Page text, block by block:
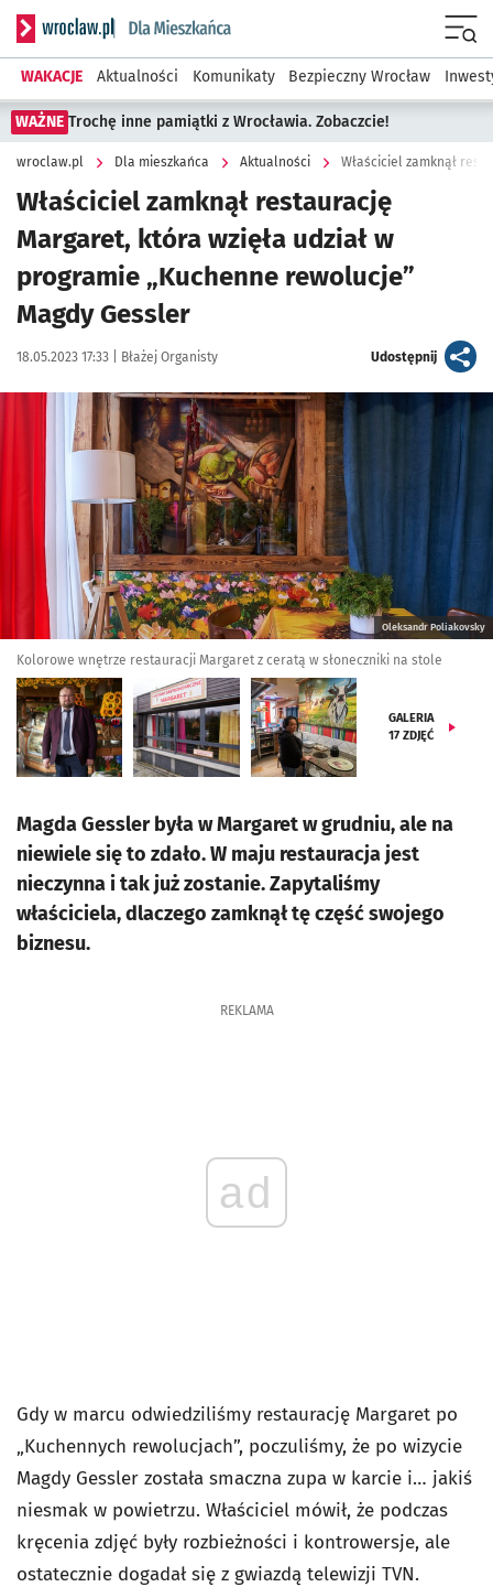
Serwis informacyjny wroclaw.pl podserwis: Dla mieszkańca
WAKACJE Aktualności Komunikaty Bezpieczny Wrocław
WAŻNE Trochę inne pamiątki z Wrocławia. Zobaczcie!
wroclaw.pl Dla mieszkańca Aktualności
Właściciel zamknął restaurację
Margaret, która wzięła udział w
programie „Kuchenne rewolucje”
Magdy Gessler
Data publikacji:
18.05.2023 17:33 | Autor:
Błażej Organisty Udostępnijartykuł
Kliknij, aby zobaczyć galerię
Oleksandr Poliakovsky
Kolorowe wnętrze restauracji Margaret z ceratą w słoneczniki na stole
GALERIA
17 ZDJĘĆ
Magda Gessler była w Margaret w grudniu, ale na
niewiele się to zdało. W maju restauracja jest
nieczynna i tak już zostanie. Zapytaliśmy
właściciela, dlaczego zamknął tę część swojego
biznesu.
REKLAMA
ad
Gdy w marcu odwiedziliśmy restaurację Margaret po
„Kuchennych rewolucjach”, poczuliśmy, że po wizycie
Magdy Gessler została smaczna zupa w karcie i… jakiś
niesmak w powietrzu. Właściciel mówił, że podczas
kręcenia zdjęć były rozbieżności i kontrowersje, ale
ostatecznie dogadał się z gwiazdą telewizji TVN.